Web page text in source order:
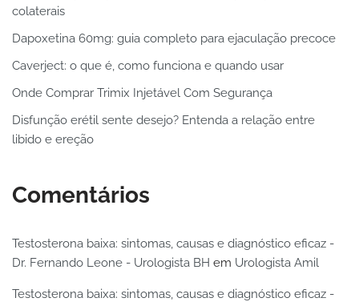
colaterais
Dapoxetina 60mg: guia completo para ejaculação precoce
Caverject: o que é, como funciona e quando usar
Onde Comprar Trimix Injetável Com Segurança
Disfunção erétil sente desejo? Entenda a relação entre
libido e ereção
Comentários
Testosterona baixa: sintomas, causas e diagnóstico eficaz -
Dr. Fernando Leone - Urologista BH em Urologista Amil
Testosterona baixa: sintomas, causas e diagnóstico eficaz -